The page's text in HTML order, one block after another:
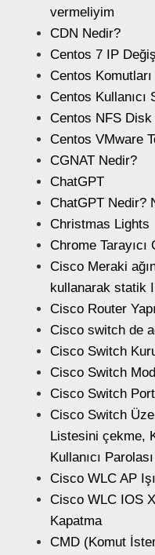
vermeliyim
CDN Nedir?
Centos 7 IP
Centos Komutları
Centos Kullanıcı
Centos NFS
Centos VMware
CGNAT Nedir?
ChatGPT
ChatGPT Nedir?
Christmas Lights
Chrome
Cisco Meraki
kullanarak statik
Cisco Router
Cisco switch de
Cisco Switch
Cisco Switch
Cisco Switch
Cisco Switch
Listesini çekme,
Kullanıcı
Cisco WLC AP
Cisco WLC IOS
Kapatma
CMD (Komut